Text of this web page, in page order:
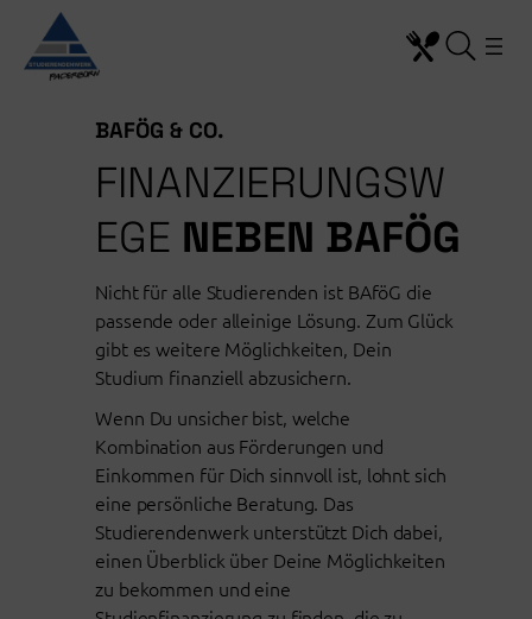
Inhalt
springen
BAFÖG & CO.
FINANZIERUNGSW
EGE NEBEN BAFÖG
Nicht für alle Studierenden ist BAföG die
passende oder alleinige Lösung. Zum Glück
gibt es weitere Möglichkeiten, Dein
Studium finanziell abzusichern.
Wenn Du unsicher bist, welche
Kombination aus Förderungen und
Einkommen für Dich sinnvoll ist, lohnt sich
eine persönliche Beratung. Das
Studierendenwerk unterstützt Dich dabei,
einen Überblick über Deine Möglichkeiten
zu bekommen und eine